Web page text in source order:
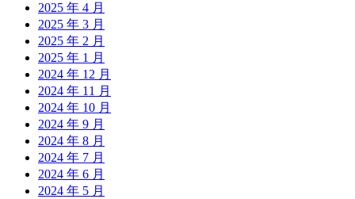
2025 年 4 月
2025 年 3 月
2025 年 2 月
2025 年 1 月
2024 年 12 月
2024 年 11 月
2024 年 10 月
2024 年 9 月
2024 年 8 月
2024 年 7 月
2024 年 6 月
2024 年 5 月